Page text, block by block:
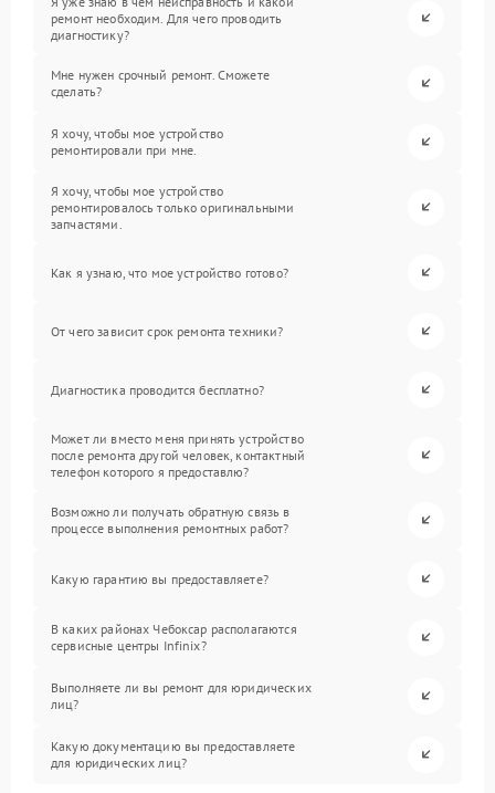
ремонт необходим. Для чего проводить
диагностику?
Мне нужен срочный ремонт. Сможете
сделать?
Я хочу, чтобы мое устройство
ремонтировали при мне.
Я хочу, чтобы мое устройство
ремонтировалось только оригинальными
запчастями.
Как я узнаю, что мое устройство готово?
От чего зависит срок ремонта техники?
Диагностика проводится бесплатно?
Может ли вместо меня принять устройство
после ремонта другой человек, контактный
телефон которого я предоставлю?
Возможно ли получать обратную связь в
процессе выполнения ремонтных работ?
Какую гарантию вы предоставляете?
В каких районах Чебоксар располагаются
сервисные центры Infinix?
Выполняете ли вы ремонт для юридических
лиц?
Какую документацию вы предоставляете
для юридических лиц?